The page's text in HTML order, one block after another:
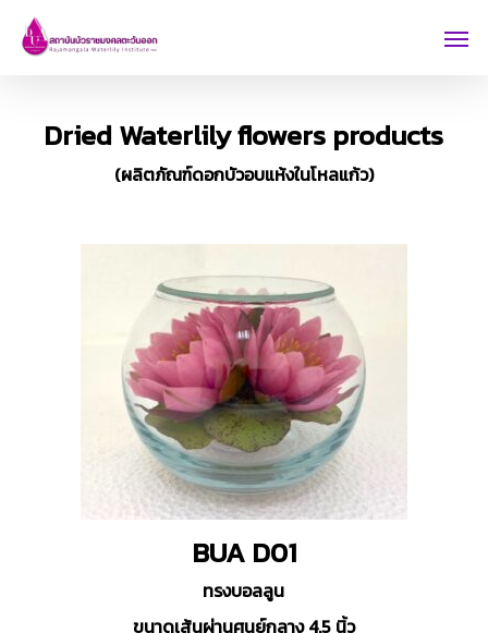
Dried Waterlily flowers products
(ผลิตภัณฑ์ดอกบัวอบแห้งในโหลแก้ว)
BUA D01
ทรงบอลลูน
ขนาดเส้นผ่านศูนย์กลาง 4.5 นิ้ว